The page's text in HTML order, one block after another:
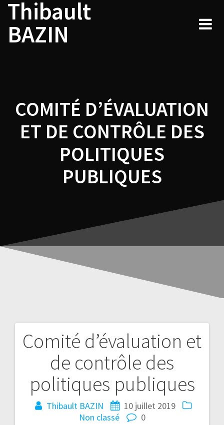
Skip
content
Thibault
BAZIN
COMITÉ D’ÉVALUATION
ET DE CONTRÔLE DES
POLITIQUES
PUBLIQUES
Comité d’évaluation et
de contrôle des
politiques publiques
Thibault BAZIN
10 juillet 2019
Non classé
0
Navigation
de